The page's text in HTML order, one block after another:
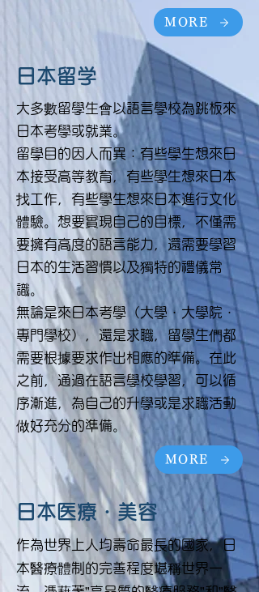
MORE
日本留学
​大多數留學生會以語言學校為跳板來
日本考學或就業。
留學目的因人而異：有些學生想來日
本接受高等教育，有些學生想來日本
找工作，有些學生想來日本進行文化
體驗。想要實現自己的目標，不僅需
要擁有高度的語言能力，還需要學習
日本的生活習慣以及獨特的禮儀常
識。
無論是來日本考學（大學・大學院・
專門學校），還是求職，留學生們都
需要根據要求作出相應的準備。在此
之前，通過在語言學校學習，可以循
序漸進，為自己的升學或是求職活動
做好充分的準備。
MORE
日本医療・美容
作為世界上人均壽命最長的國家，日
本醫療體制的完善程度堪稱世界一